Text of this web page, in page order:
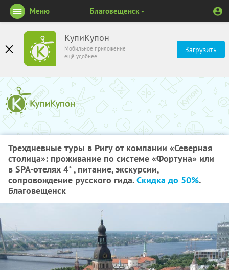
КупиКупон
Мобильное приложение
ещё удобнее
Загрузить
Меню Благовещенск
Трехдневные туры в Ригу от компании «Северная
столица»: проживание по системе «Фортуна» или
в SPA-отелях 4* , питание, экскурсии,
сопровождение русского гида.Скидка до 50%.
Благовещенск